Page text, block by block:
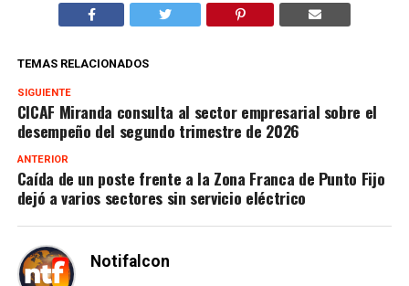
TEMAS RELACIONADOS
SIGUIENTE
CICAF Miranda consulta al sector empresarial sobre el
desempeño del segundo trimestre de 2026
ANTERIOR
Caída de un poste frente a la Zona Franca de Punto Fijo
dejó a varios sectores sin servicio eléctrico
Notifalcon